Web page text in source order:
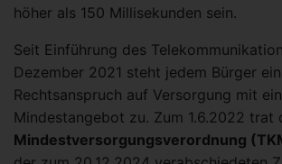
höher als 150 Millisekunden sein.
Seit Einführung des
Dezember 2021 steht jedem Bürger ein
Rechtsanspruch auf Versorgung mit
Mindestangebot zu. Zum 1.6.2022 trat
Mindestversorgungsverordnung